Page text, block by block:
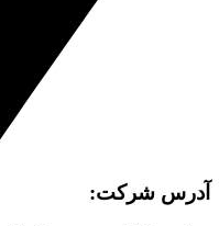
آدرس شرکت: